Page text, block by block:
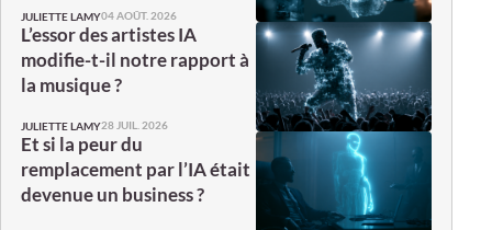
JULIETTE LAMY04 AOÛT. 2026
L’essor des artistes IA
modifie-t-il notre rapport à
la musique ?
JULIETTE LAMY28 JUIL. 2026
Et si la peur du
remplacement par l’IA était
devenue un business ?